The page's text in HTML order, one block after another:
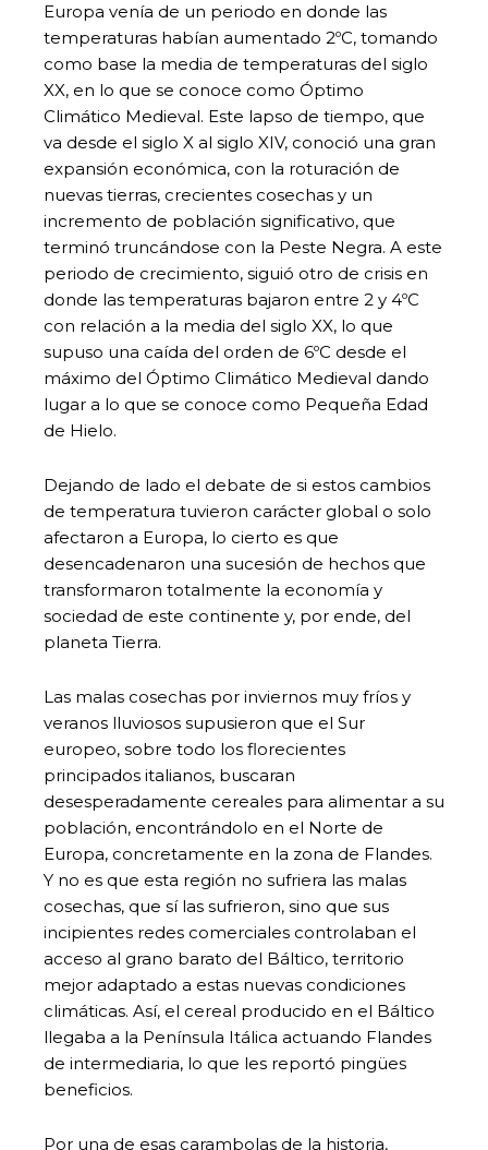
Europa venía de un periodo en donde las
temperaturas habían aumentado 2ºC, tomando
como base la media de temperaturas del siglo
XX, en lo que se conoce como Óptimo
Climático Medieval. Este lapso de tiempo, que
va desde el siglo X al siglo XIV, conoció una gran
expansión económica, con la roturación de
nuevas tierras, crecientes cosechas y un
incremento de población significativo, que
terminó truncándose con la Peste Negra. A este
periodo de crecimiento, siguió otro de crisis en
donde las temperaturas bajaron entre 2 y 4ºC
con relación a la media del siglo XX, lo que
supuso una caída del orden de 6ºC desde el
máximo del Óptimo Climático Medieval dando
lugar a lo que se conoce como Pequeña Edad
de Hielo.
Dejando de lado el debate de si estos cambios
de temperatura tuvieron carácter global o solo
afectaron a Europa, lo cierto es que
desencadenaron una sucesión de hechos que
transformaron totalmente la economía y
sociedad de este continente y, por ende, del
planeta Tierra.
Las malas cosechas por inviernos muy fríos y
veranos lluviosos supusieron que el Sur
europeo, sobre todo los florecientes
principados italianos, buscaran
desesperadamente cereales para alimentar a su
población, encontrándolo en el Norte de
Europa, concretamente en la zona de Flandes.
Y no es que esta región no sufriera las malas
cosechas, que sí las sufrieron, sino que sus
incipientes redes comerciales controlaban el
acceso al grano barato del Báltico, territorio
mejor adaptado a estas nuevas condiciones
climáticas. Así, el cereal producido en el Báltico
llegaba a la Península Itálica actuando Flandes
de intermediaria, lo que les reportó pingües
beneficios.
Por una de esas carambolas de la historia,